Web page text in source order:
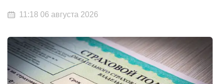
11:18 06 августа 2026